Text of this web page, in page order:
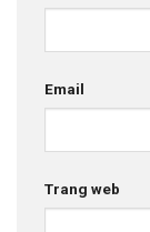
Email
Trang web